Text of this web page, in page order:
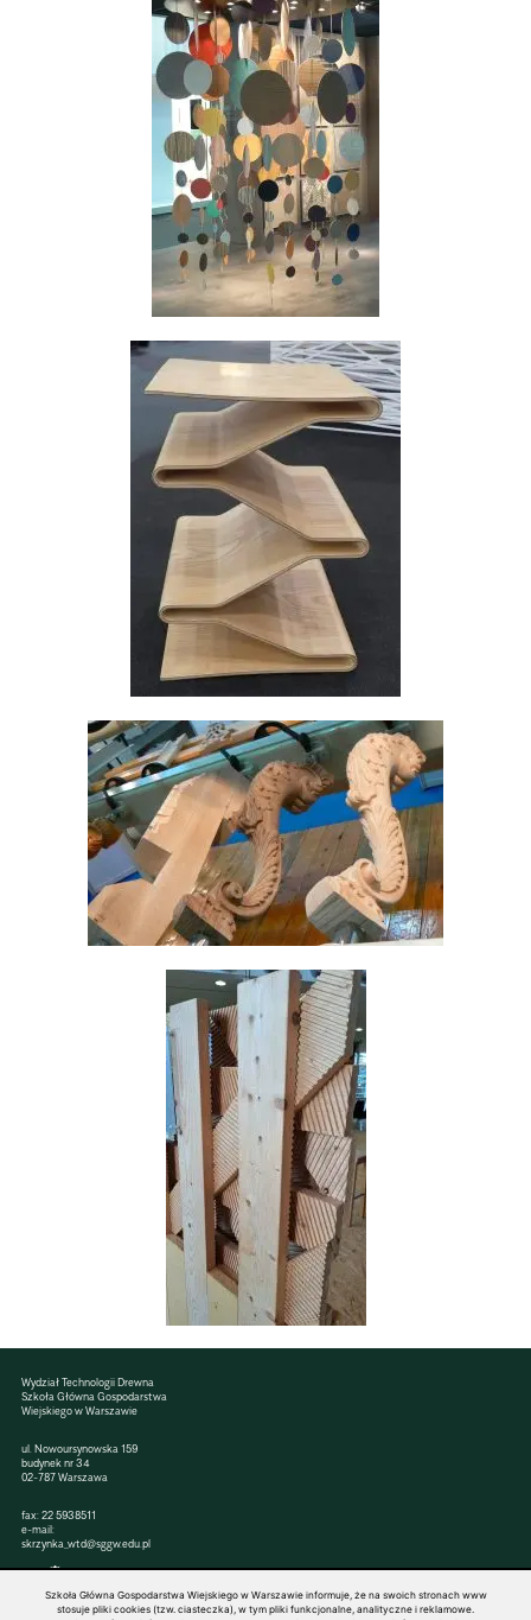
Wydział Technologii Drewna
Szkoła Główna Gospodarstwa
Wiejskiego w Warszawie
ul. Nowoursynowska 159
budynek nr 34
02-787 Warszawa
fax: 22 5938511
e-mail:
skrzynka_wtd@sggw.edu.pl
Szkoła Główna Gospodarstwa Wiejskiego w Warszawie informuje, że na swoich stronach www
stosuje pliki cookies (tzw. ciasteczka), w tym pliki funkcjonalne, analityczne i reklamowe.